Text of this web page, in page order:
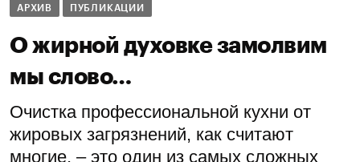
АРХИВ ПУБЛИКАЦИИ
О жирной духовке замолвим
мы слово…
Очистка профессиональной кухни от
жировых загрязнений, как считают
многие, – это один из самых сложных